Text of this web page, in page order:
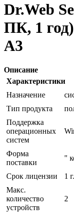
Dr.Web
ПК, 1
A3
Описание
Характеристики
Назначение
Тип продукта
Поддержка
операционных
систем
Форма
поставки
"
Срок лицензии
1 г.
Макс.
количество
устройств
2